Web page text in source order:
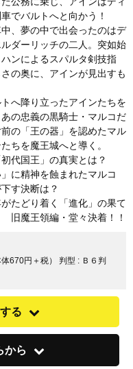
でバルトへと向かう！
、夢の中で出会ったのはデ
ダーリッチの二人。突如始
ンによるスパルタ剣技指
の奥に、アインが見出すも
へ降り立ったアインたちを
の忠義の黒騎士・マルコだ
の「王の器」を認めたマル
ちを魔王城へと導く。
初代国王」の真実とは？
」に精神を蝕まれたマルコ
す決断は？
たどり着く「進化」の果て
魔王領編・堂々決着！！
670円＋税） 判型 : Ｂ６判
る
から